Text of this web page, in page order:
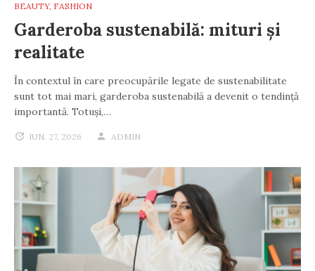
BEAUTY, FASHION
Garderoba sustenabilă: mituri și
realitate
În contextul în care preocupările legate de sustenabilitate
sunt tot mai mari, garderoba sustenabilă a devenit o tendință
importantă. Totuși,…
IUN. 27, 2026 ADMIN